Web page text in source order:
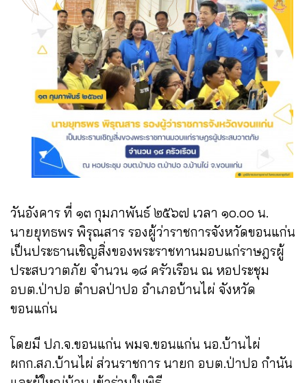
วันอังคาร ที่ ๑๓ กุมภาพันธ์ ๒๕๖๗ เวลา ๑๐.๐๐ น.
นายยุทธพร พิรุณสาร รองผู้ว่าราชการจังหวัดขอนแก่น
เป็นประธานเชิญสิ่งของพระราชทานมอบแก่ราษฎรผู้
ประสบวาตภัย จำนวน ๑๘ ครัวเรือน ณ หอประชุม
อบต.ป่าปอ ตำบลป่าปอ อำเภอบ้านไผ่ จังหวัด
ขอนแก่น
โดยมี ปภ.จ.ขอนแก่น พมจ.ขอนแก่น นอ.บ้านไผ่
ผกก.สภ.บ้านไผ่ ส่วนราชการ นายก อบต.ป่าปอ กำนัน